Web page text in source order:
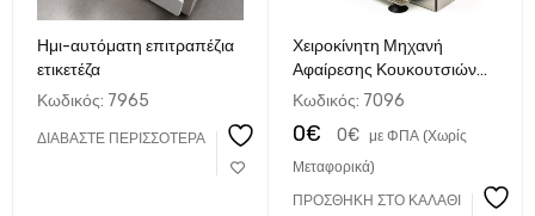
Ημι-αυτόματη επιτραπέζια
ετικετέζα
Κωδικός: 7965
ΔΙΑΒΆΣΤΕ ΠΕΡΙΣΣΌΤΕΡΑ
Χειροκίνητη Μηχανή
Αφαίρεσης Κουκουτσιών
Κερασιών – Ανοξείδωτη
Κωδικός: 7096
0€ 0€
με ΦΠΑ (Χωρίς
Μεταφορικά)
ΠΡΟΣΘΉΚΗ ΣΤΟ ΚΑΛΆΘΙ